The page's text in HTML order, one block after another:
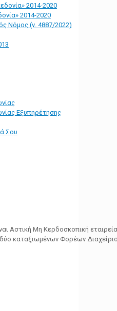
2014-2020
2014-2020
Νόμος (ν. 4887/2022)
Εξυπηρέτησης
Σου
Αστική Μη Κερδοσκοπική
καταξιωμένων Φορέων